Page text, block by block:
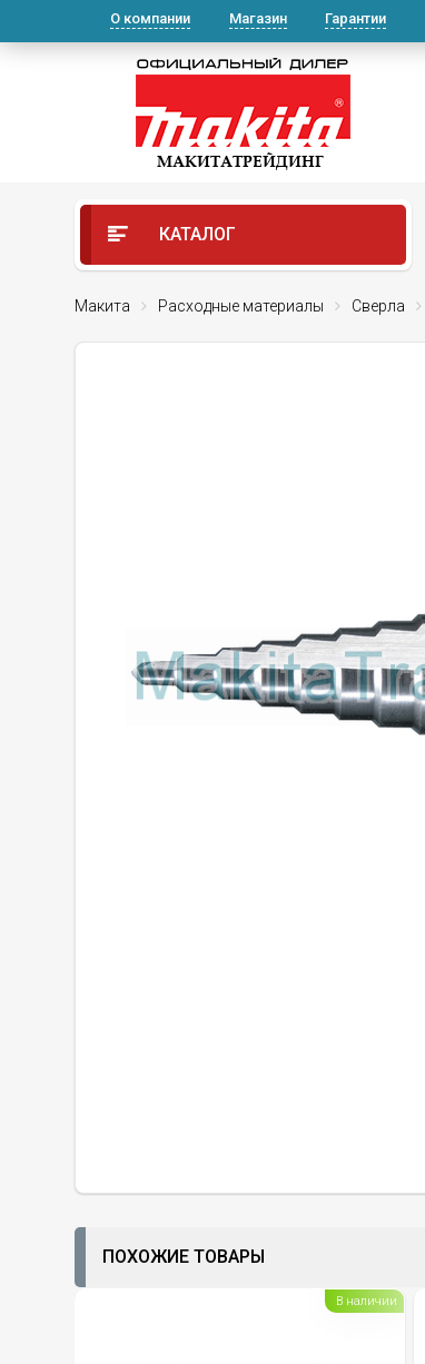
О компании Магазин Гарантии
КАТАЛОГ
Макита Расходные материалы Сверла
ПОХОЖИЕ ТОВАРЫ
В наличии